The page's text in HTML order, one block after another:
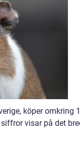
köper omkring
visar på det